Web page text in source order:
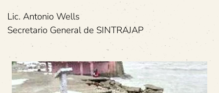
Lic. Antonio Wells
Secretario General de SINTRAJAP